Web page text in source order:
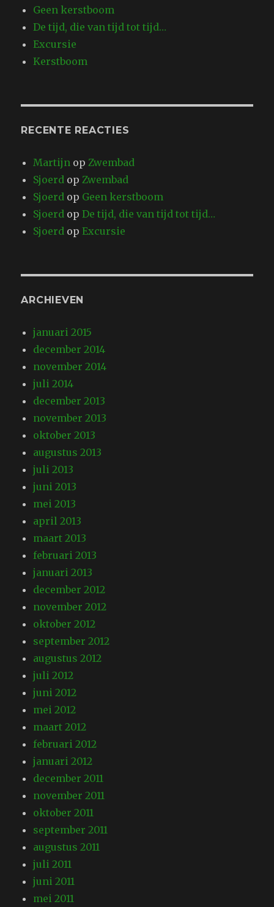
Geen kerstboom
De tijd, die van tijd tot tijd…
Excursie
Kerstboom
RECENTE REACTIES
Martijn opZwembad
Sjoerd opZwembad
Sjoerd op Geen kerstboom
Sjoerd opDe tijd, die van tijd tot tijd…
Sjoerd opExcursie
ARCHIEVEN
januari 2015
december 2014
november 2014
juli 2014
december 2013
november 2013
oktober 2013
augustus 2013
juli 2013
juni 2013
mei 2013
april 2013
maart 2013
februari 2013
januari 2013
december 2012
november 2012
oktober 2012
september 2012
augustus 2012
juli 2012
juni 2012
mei 2012
maart 2012
februari 2012
januari 2012
december 2011
november 2011
oktober 2011
september 2011
augustus 2011
juli 2011
juni 2011
mei 2011